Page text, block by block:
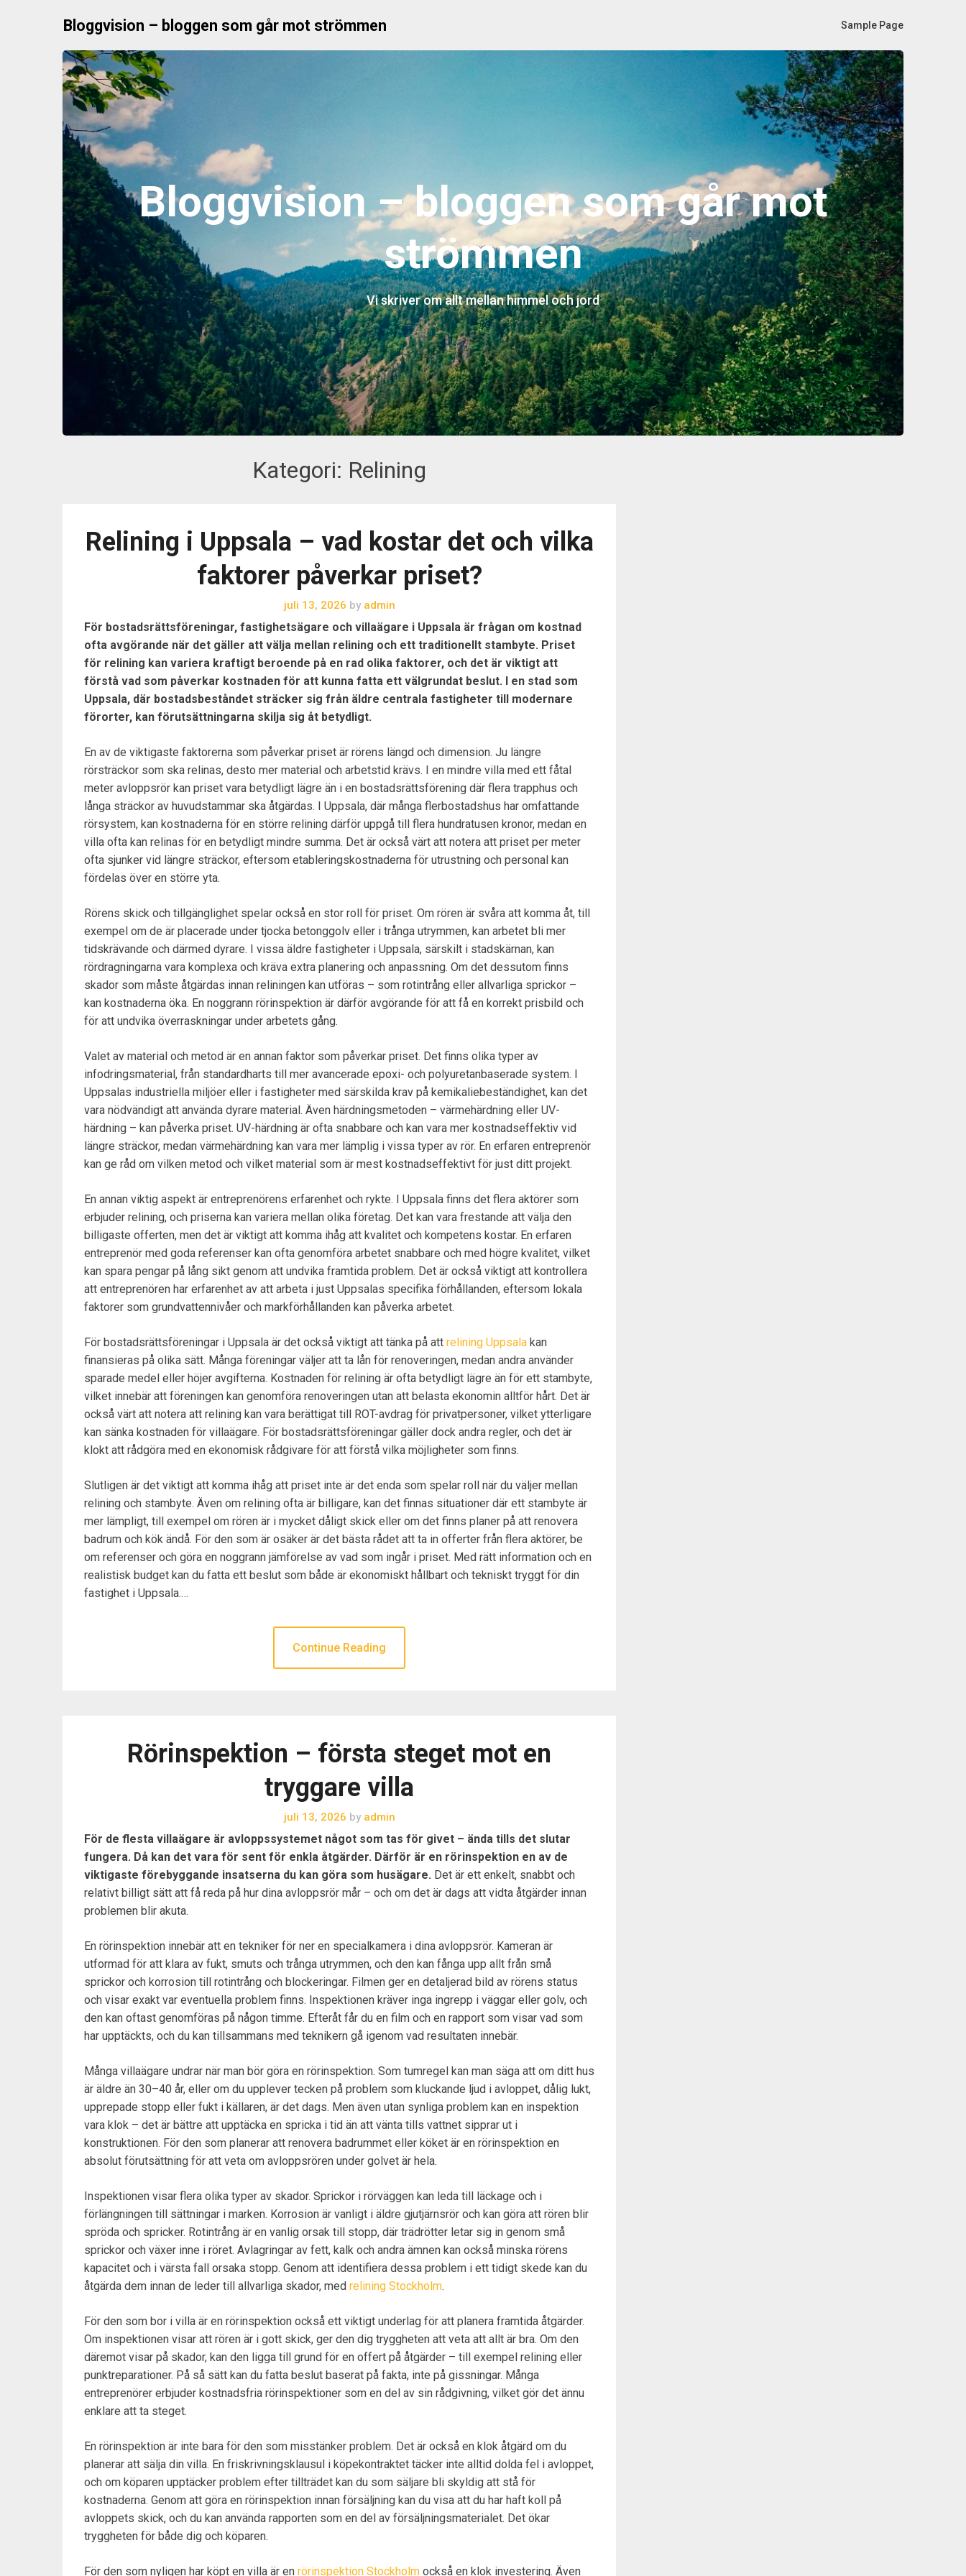
Bloggvision – bloggen som går mot strömmen Sample Page
Bloggvision – bloggen som går mot
strömmen
Vi skriver om allt mellan himmel och jord
Kategori: Relining
Relining i Uppsala – vad kostar det och vilka
faktorer påverkar priset?
juli 13, 2026 byadmin
För bostadsrättsföreningar, fastighetsägare och villaägare i Uppsala är frågan om kostnad
ofta avgörande när det gäller att välja mellan relining och ett traditionellt stambyte. Priset
för relining kan variera kraftigt beroende på en rad olika faktorer, och det är viktigt att
förstå vad som påverkar kostnaden för att kunna fatta ett välgrundat beslut. I en stad som
Uppsala, där bostadsbeståndet sträcker sig från äldre centrala fastigheter till modernare
förorter, kan förutsättningarna skilja sig åt betydligt.
En av de viktigaste faktorerna som påverkar priset är rörens längd och dimension. Ju längre
rörsträckor som ska relinas, desto mer material och arbetstid krävs. I en mindre villa med ett fåtal
meter avloppsrör kan priset vara betydligt lägre än i en bostadsrättsförening där flera trapphus och
långa sträckor av huvudstammar ska åtgärdas. I Uppsala, där många flerbostadshus har omfattande
rörsystem, kan kostnaderna för en större relining därför uppgå till flera hundratusen kronor, medan en
villa ofta kan relinas för en betydligt mindre summa. Det är också värt att notera att priset per meter
ofta sjunker vid längre sträckor, eftersom etableringskostnaderna för utrustning och personal kan
fördelas över en större yta.
Rörens skick och tillgänglighet spelar också en stor roll för priset. Om rören är svåra att komma åt, till
exempel om de är placerade under tjocka betonggolv eller i trånga utrymmen, kan arbetet bli mer
tidskrävande och därmed dyrare. I vissa äldre fastigheter i Uppsala, särskilt i stadskärnan, kan
rördragningarna vara komplexa och kräva extra planering och anpassning. Om det dessutom finns
skador som måste åtgärdas innan reliningen kan utföras – som rotintrång eller allvarliga sprickor –
kan kostnaderna öka. En noggrann rörinspektion är därför avgörande för att få en korrekt prisbild och
för att undvika överraskningar under arbetets gång.
Valet av material och metod är en annan faktor som påverkar priset. Det finns olika typer av
infodringsmaterial, från standardharts till mer avancerade epoxi- och polyuretanbaserade system. I
Uppsalas industriella miljöer eller i fastigheter med särskilda krav på kemikaliebeständighet, kan det
vara nödvändigt att använda dyrare material. Även härdningsmetoden – värmehärdning eller UV-
härdning – kan påverka priset. UV-härdning är ofta snabbare och kan vara mer kostnadseffektiv vid
längre sträckor, medan värmehärdning kan vara mer lämplig i vissa typer av rör. En erfaren entreprenör
kan ge råd om vilken metod och vilket material som är mest kostnadseffektivt för just ditt projekt.
En annan viktig aspekt är entreprenörens erfarenhet och rykte. I Uppsala finns det flera aktörer som
erbjuder relining, och priserna kan variera mellan olika företag. Det kan vara frestande att välja den
billigaste offerten, men det är viktigt att komma ihåg att kvalitet och kompetens kostar. En erfaren
entreprenör med goda referenser kan ofta genomföra arbetet snabbare och med högre kvalitet, vilket
kan spara pengar på lång sikt genom att undvika framtida problem. Det är också viktigt att kontrollera
att entreprenören har erfarenhet av att arbeta i just Uppsalas specifika förhållanden, eftersom lokala
faktorer som grundvattennivåer och markförhållanden kan påverka arbetet.
För bostadsrättsföreningar i Uppsala är det också viktigt att tänka på att relining Uppsala kan
finansieras på olika sätt. Många föreningar väljer att ta lån för renoveringen, medan andra använder
sparade medel eller höjer avgifterna. Kostnaden för relining är ofta betydligt lägre än för ett stambyte,
vilket innebär att föreningen kan genomföra renoveringen utan att belasta ekonomin alltför hårt. Det är
också värt att notera att relining kan vara berättigat till ROT-avdrag för privatpersoner, vilket ytterligare
kan sänka kostnaden för villaägare. För bostadsrättsföreningar gäller dock andra regler, och det är
klokt att rådgöra med en ekonomisk rådgivare för att förstå vilka möjligheter som finns.
Slutligen är det viktigt att komma ihåg att priset inte är det enda som spelar roll när du väljer mellan
relining och stambyte. Även om relining ofta är billigare, kan det finnas situationer där ett stambyte är
mer lämpligt, till exempel om rören är i mycket dåligt skick eller om det finns planer på att renovera
badrum och kök ändå. För den som är osäker är det bästa rådet att ta in offerter från flera aktörer, be
om referenser och göra en noggrann jämförelse av vad som ingår i priset. Med rätt information och en
realistisk budget kan du fatta ett beslut som både är ekonomiskt hållbart och tekniskt tryggt för din
fastighet i Uppsala.…
Continue Reading
Rörinspektion – första steget mot en
tryggare villa
juli 13, 2026 byadmin
För de flesta villaägare är avloppssystemet något som tas för givet – ända tills det slutar
fungera. Då kan det vara för sent för enkla åtgärder. Därför är en rörinspektion en av de
viktigaste förebyggande insatserna du kan göra som husägare. Det är ett enkelt, snabbt och
relativt billigt sätt att få reda på hur dina avloppsrör mår – och om det är dags att vidta åtgärder innan
problemen blir akuta.
En rörinspektion innebär att en tekniker för ner en specialkamera i dina avloppsrör. Kameran är
utformad för att klara av fukt, smuts och trånga utrymmen, och den kan fånga upp allt från små
sprickor och korrosion till rotintrång och blockeringar. Filmen ger en detaljerad bild av rörens status
och visar exakt var eventuella problem finns. Inspektionen kräver inga ingrepp i väggar eller golv, och
den kan oftast genomföras på någon timme. Efteråt får du en film och en rapport som visar vad som
har upptäckts, och du kan tillsammans med teknikern gå igenom vad resultaten innebär.
Många villaägare undrar när man bör göra en rörinspektion. Som tumregel kan man säga att om ditt hus
är äldre än 30–40 år, eller om du upplever tecken på problem som kluckande ljud i avloppet, dålig lukt,
upprepade stopp eller fukt i källaren, är det dags. Men även utan synliga problem kan en inspektion
vara klok – det är bättre att upptäcka en spricka i tid än att vänta tills vattnet sipprar ut i
konstruktionen. För den som planerar att renovera badrummet eller köket är en rörinspektion en
absolut förutsättning för att veta om avloppsrören under golvet är hela.
Inspektionen visar flera olika typer av skador. Sprickor i rörväggen kan leda till läckage och i
förlängningen till sättningar i marken. Korrosion är vanligt i äldre gjutjärnsrör och kan göra att rören blir
spröda och spricker. Rotintrång är en vanlig orsak till stopp, där trädrötter letar sig in genom små
sprickor och växer inne i röret. Avlagringar av fett, kalk och andra ämnen kan också minska rörens
kapacitet och i värsta fall orsaka stopp. Genom att identifiera dessa problem i ett tidigt skede kan du
åtgärda dem innan de leder till allvarliga skador, med relining Stockholm.
För den som bor i villa är en rörinspektion också ett viktigt underlag för att planera framtida åtgärder.
Om inspektionen visar att rören är i gott skick, ger den dig tryggheten att veta att allt är bra. Om den
däremot visar på skador, kan den ligga till grund för en offert på åtgärder – till exempel relining eller
punktreparationer. På så sätt kan du fatta beslut baserat på fakta, inte på gissningar. Många
entreprenörer erbjuder kostnadsfria rörinspektioner som en del av sin rådgivning, vilket gör det ännu
enklare att ta steget.
En rörinspektion är inte bara för den som misstänker problem. Det är också en klok åtgärd om du
planerar att sälja din villa. En friskrivningsklausul i köpekontraktet täcker inte alltid dolda fel i avloppet,
och om köparen upptäcker problem efter tillträdet kan du som säljare bli skyldig att stå för
kostnaderna. Genom att göra en rörinspektion innan försäljning kan du visa att du har haft koll på
avloppets skick, och du kan använda rapporten som en del av försäljningsmaterialet. Det ökar
tryggheten för både dig och köparen.
För den som nyligen har köpt en villa är en rörinspektion Stockholm också en klok investering. Även